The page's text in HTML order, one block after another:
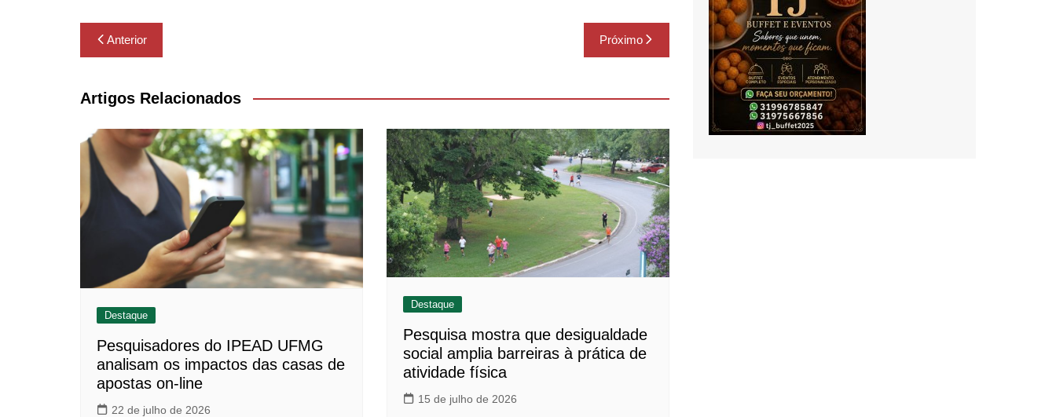
Navegação
de
Post
Anterior Próximo
Artigos Relacionados
Destaque
Pesquisadores do IPEAD UFMG
analisam os impactos das casas de
apostas on-line
22 de julho de 2026
Destaque
Pesquisa mostra que desigualdade
social amplia barreiras à prática de
atividade física
15 de julho de 2026